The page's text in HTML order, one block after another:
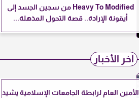
Heavy To Modified من سجين الجسد إلى
أيقونة الإرادة.. قصة التحول المذهلة...
آخر الأخبار
الأمين العام لرابطة الجامعات الإسلامية يشيد